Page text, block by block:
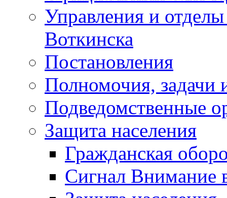
Управления и
Воткинска
Постановления
Полномочия, задачи
Подведомственные
Защита населения
Гражданская
Сигнал Внимание